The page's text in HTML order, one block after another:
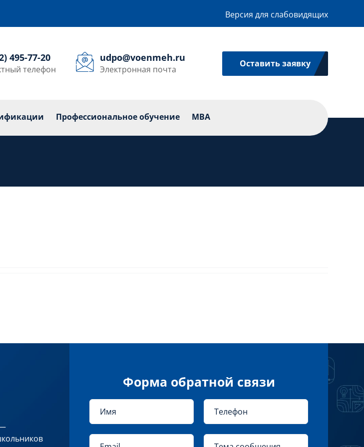
Версия для слабовидящих
495-77-20
телефон
udpo@voenmeh.ru
Электронная почта
Оставить заявку
Профессиональное обучение MBA
Повышение квалификации Профессиональное обучение
Форма обратной связи